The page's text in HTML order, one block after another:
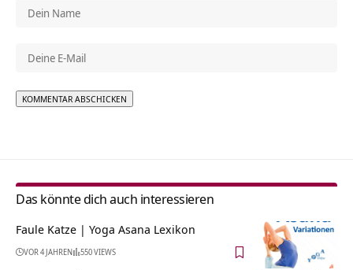
Das könnte dich auch interessieren
Faule Katze | Yoga Asana Lexikon
VOR 4 JAHREN 550 VIEWS